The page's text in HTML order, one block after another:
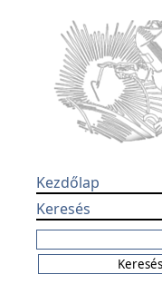
Kezdőlap
Keresés